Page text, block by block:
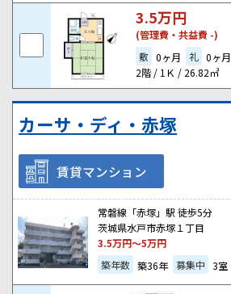
3.5万円
(管理費・共益費 -)
敷 0ヶ月 礼 0ヶ月
2階 / 1Ｋ / 26.82㎡
カーサ・ディ・赤塚
賃貸マンション
常磐線「赤塚」駅 徒歩5分
茨城県水戸市赤塚１丁目
3.5万円～5万円
築年数 築36年 募集中 3室